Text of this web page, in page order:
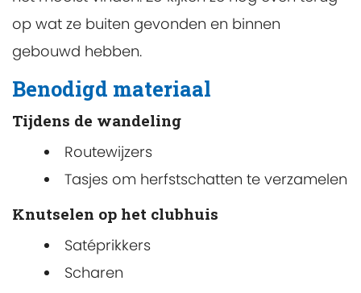
op wat ze buiten gevonden en binnen
gebouwd hebben.
Benodigd materiaal
Tijdens de wandeling
Routewijzers
Tasjes om herfstschatten te verzamelen
Knutselen op het clubhuis
Satéprikkers
Scharen